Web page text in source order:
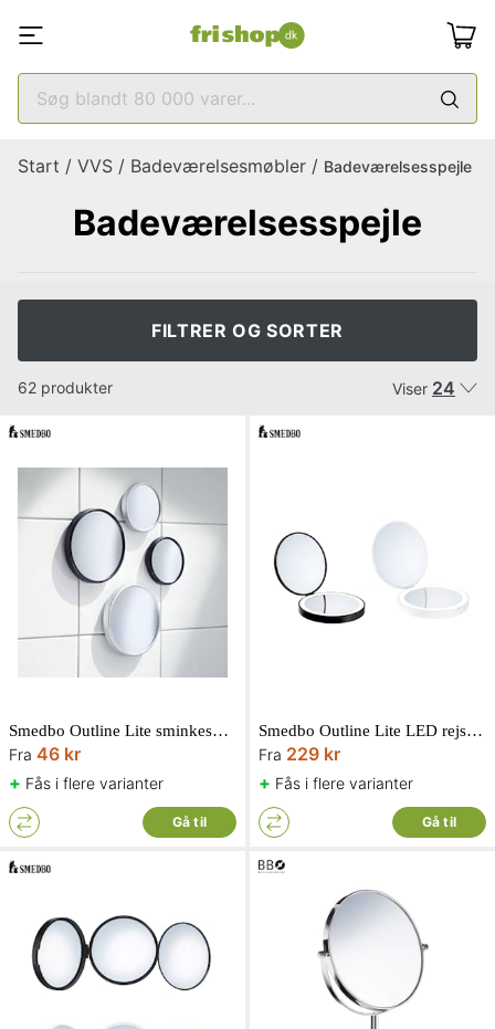
Start / VVS / Badeværelsesmøbler / Badeværelsesspejle
Badeværelsesspejle
FILTRER OG SORTER
62 produkter Viser 24
Smedbo Outline Lite sminkespejl med sugekopper med 12X
Fra 46 kr
+ Fås i flere varianter
Gå til
Smedbo Outline Lite LED rejsespejl x7 Ø12 cm
Fra 229 kr
+ Fås i flere varianter
Gå til